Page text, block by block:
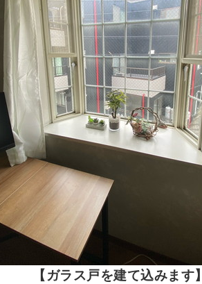
【ガラス戸を建て込みます】